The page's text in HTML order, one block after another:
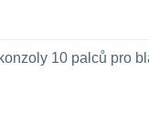
10 palců pro